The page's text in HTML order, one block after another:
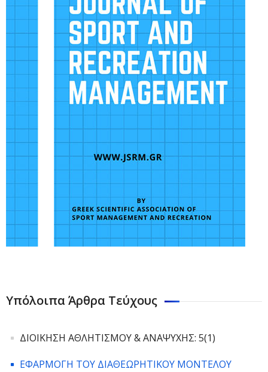
Υπόλοιπα Άρθρα Τεύχους
ΔΙΟΙΚΗΣΗ ΑΘΛΗΤΙΣΜΟΥ & ΑΝΑΨΥΧΗΣ: 5(1)
ΕΦΑΡΜΟΓΗ ΤΟΥ ΔΙΑΘΕΩΡΗΤΙΚΟΥ ΜΟΝΤΕΛΟΥ